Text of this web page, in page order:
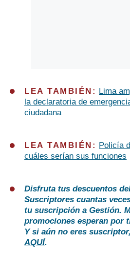
LEA TAMBIÉN:
Lima
la declaratoria de
ciudadana
LEA TAMBIÉN:
Policía
cuáles serían sus funciones
Disfruta tus descuentos
Suscriptores cuantas
tu suscripción a Gestión.
promociones esperan por
Y si aún no eres
AQUÍ.